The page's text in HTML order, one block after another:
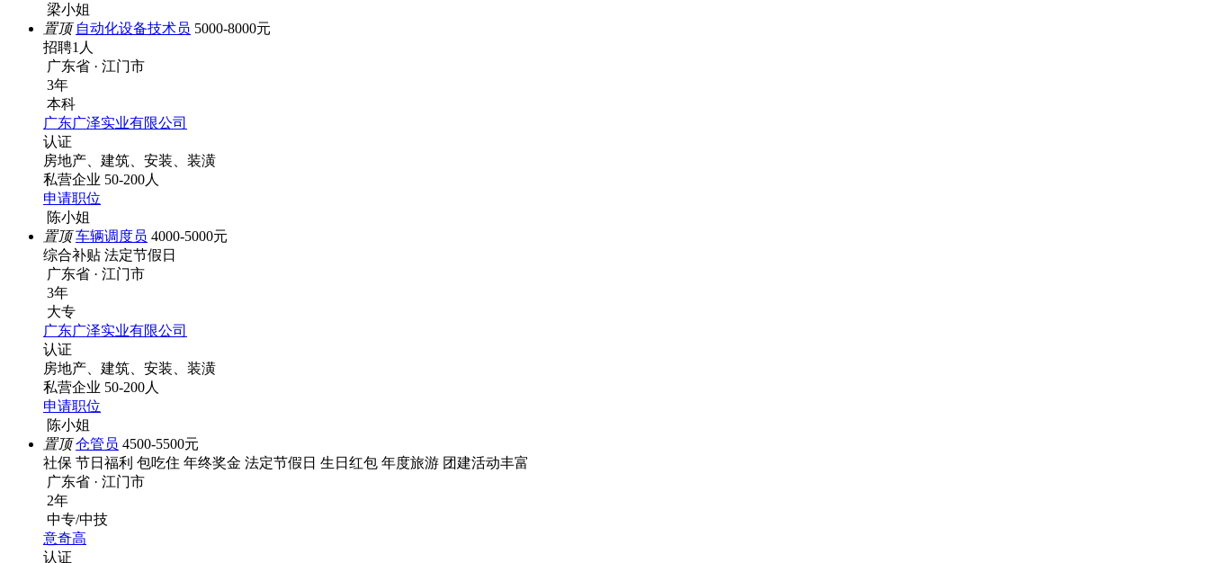
梁小姐
置顶 自动化设备技术员 5000-8000元
招聘1人
广东省 · 江门市
3年
本科
广东广泽实业有限公司
认证
房地产、建筑、安装、装潢
私营企业 50-200人
申请职位
陈小姐
置顶 车辆调度员 4000-5000元
综合补贴 法定节假日
广东省 · 江门市
3年
大专
广东广泽实业有限公司
认证
房地产、建筑、安装、装潢
私营企业 50-200人
申请职位
陈小姐
置顶 仓管员 4500-5500元
社保 节日福利 包吃住 年终奖金 法定节假日 生日红包 年度旅游 团建活动丰富
广东省 · 江门市
2年
中专/中技
意奇高
认证